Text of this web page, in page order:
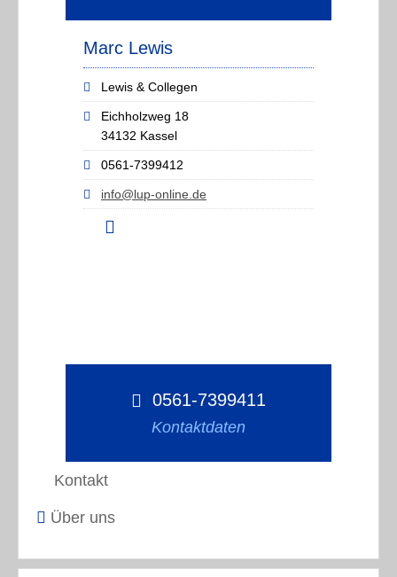
Marc Lewis
Lewis & Collegen
Eichholzweg 18
34132 Kassel
0561-7399412
info@lup-online.de
0561-7399411
Kontaktdaten
Kontakt
Über uns